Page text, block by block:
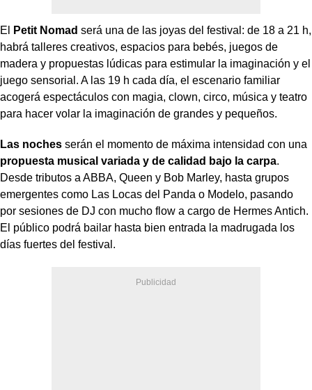
El Petit Nomad será una de las joyas del festival: de 18 a 21 h,
habrá talleres creativos, espacios para bebés, juegos de
madera y propuestas lúdicas para estimular la imaginación y el
juego sensorial. A las 19 h cada día, el escenario familiar
acogerá espectáculos con magia, clown, circo, música y teatro
para hacer volar la imaginación de grandes y pequeños.
Las noches serán el momento de máxima intensidad con una
propuesta musical variada y de calidad bajo la carpa.
Desde tributos a ABBA, Queen y Bob Marley, hasta grupos
emergentes como Las Locas del Panda o Modelo, pasando
por sesiones de DJ con mucho flow a cargo de Hermes Antich.
El público podrá bailar hasta bien entrada la madrugada los
días fuertes del festival.